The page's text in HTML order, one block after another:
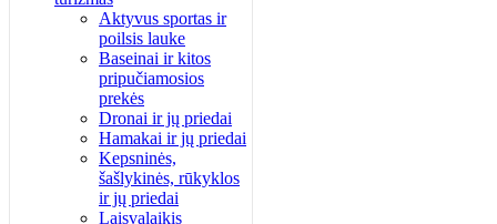
Aktyvus sportas ir
poilsis lauke
Baseinai ir kitos
pripučiamosios
prekės
Dronai ir jų priedai
Hamakai ir jų priedai
Kepsninės,
šašlykinės, rūkyklos
ir jų priedai
Laisvalaikis